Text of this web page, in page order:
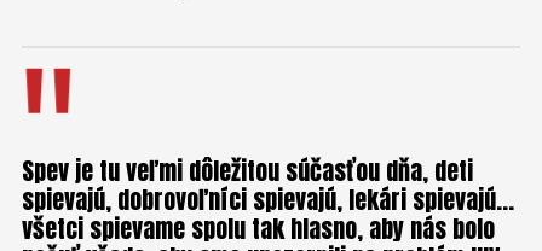
Spev je tu veľmi dôležitou súčasťou dňa, deti
spievajú, dobrovoľníci spievajú, lekári spievajú…
všetci spievame spolu tak hlasno, aby nás bolo